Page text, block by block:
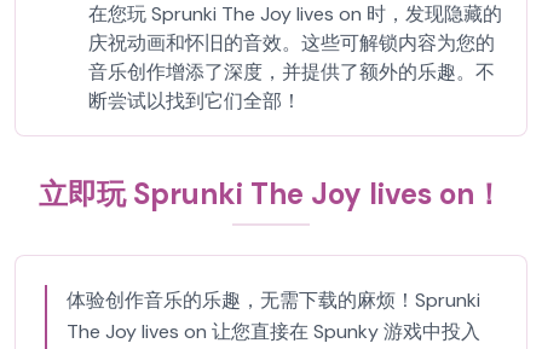
在您玩 Sprunki The Joy lives on 时，发现隐藏的
庆祝动画和怀旧的音效。这些可解锁内容为您的
音乐创作增添了深度，并提供了额外的乐趣。不
断尝试以找到它们全部！
立即玩 Sprunki The Joy lives on！
体验创作音乐的乐趣，无需下载的麻烦！Sprunki
The Joy lives on 让您直接在 Spunky 游戏中投入